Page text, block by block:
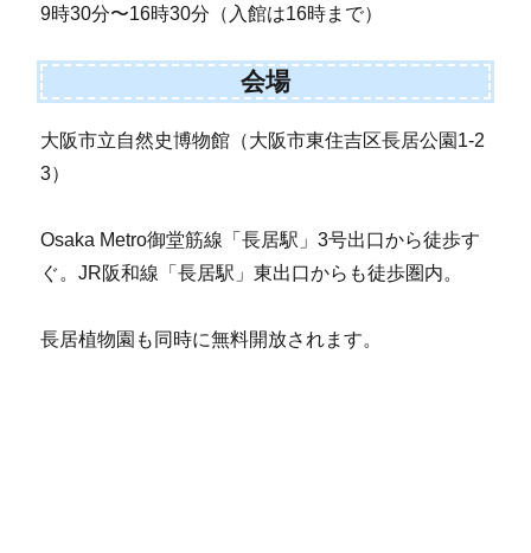
9時30分〜16時30分（入館は16時まで）
会場
大阪市立自然史博物館（大阪市東住吉区長居公園1-2
3）
Osaka Metro御堂筋線「長居駅」3号出口から徒歩す
ぐ。JR阪和線「長居駅」東出口からも徒歩圏内。
長居植物園も同時に無料開放されます。